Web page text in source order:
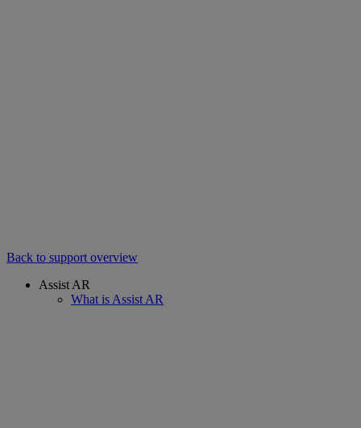
Back to support overview
Assist AR
What is Assist AR